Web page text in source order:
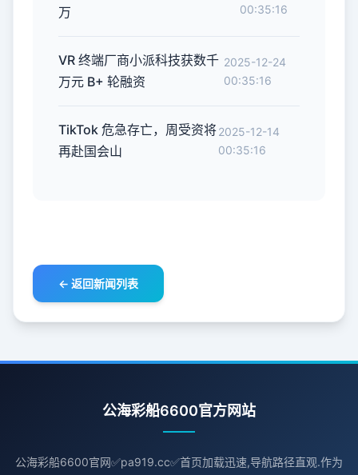
万
00:35:16
VR 终端厂商小派科技获数千
万元 B+ 轮融资
2025-12-24
00:35:16
TikTok 危急存亡，周受资将
再赴国会山
2025-12-14
00:35:16
← 返回新闻列表
公海彩船6600官方网站
公海彩船6600官网✅pa919.cc✅首页加载迅速,导航路径直观.作为